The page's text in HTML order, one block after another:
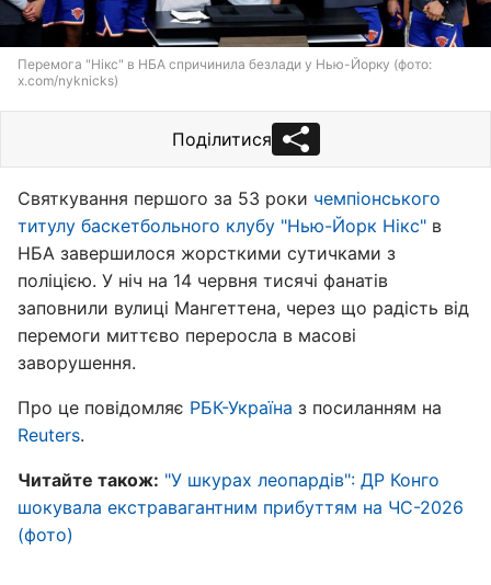
Перемога "Нікс" в НБА спричинила безлади у Нью-Йорку (фото:
x.com/nyknicks)
Поділитися
Святкування першого за 53 роки чемпіонського
титулу баскетбольного клубу "Нью-Йорк Нікс" в
НБА завершилося жорсткими сутичками з
поліцією. У ніч на 14 червня тисячі фанатів
заповнили вулиці Мангеттена, через що радість від
перемоги миттєво переросла в масові
заворушення.
Про це повідомляє РБК-Україна з посиланням на
Reuters.
Читайте також: "У шкурах леопардів": ДР Конго
шокувала екстравагантним прибуттям на ЧС-2026
(фото)